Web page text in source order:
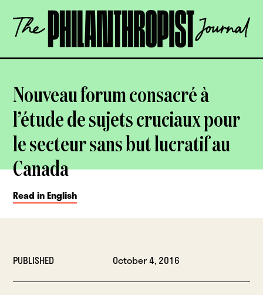
content
The
Philanthropist
OPEN
Nouveau forum consacré à
l’étude de sujets cruciaux pour
le secteur sans but lucratif au
Canada
Read in English
PUBLISHED October 4, 2016